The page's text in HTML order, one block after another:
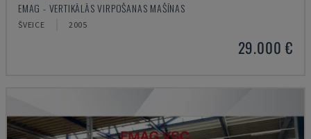
EMAG - VERTIKĀLĀS VIRPOŠANAS MAŠĪNAS
ŠVEICE 2005
29.000 €